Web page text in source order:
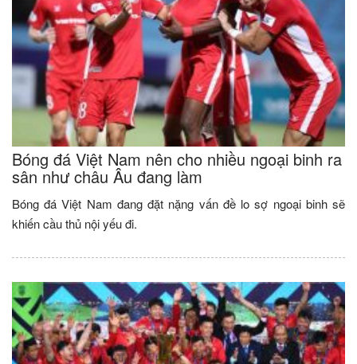
Bóng đá Việt Nam nên cho nhiều ngoại binh ra
sân như châu Âu đang làm
Bóng đá Việt Nam đang đặt nặng vấn đề lo sợ ngoại binh sẽ
khiến cầu thủ nội yếu đi.